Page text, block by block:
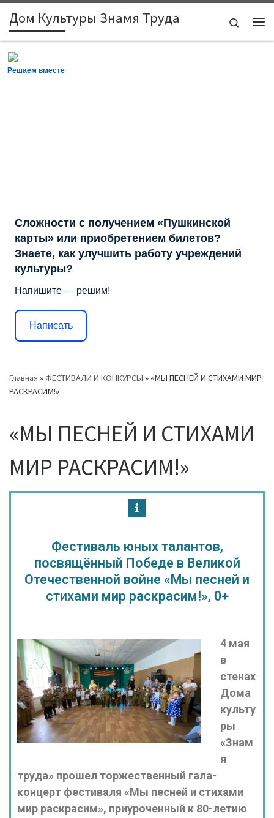
Skip to content
Дом Культуры Знамя Труда Search
Решаем вместе
Сложности с получением «Пушкинской
карты» или приобретением билетов?
Знаете, как улучшить работу учреждений
культуры?
Напишите — решим!
Написать
Главная »ФЕСТИВАЛИ И КОНКУРСЫ » «МЫ ПЕСНЕЙ И СТИХАМИ МИР
РАСКРАСИМ!»
«МЫ ПЕСНЕЙ И СТИХАМИ
МИР РАСКРАСИМ!»
Фестиваль юных талантов,
посвящённый Победе в Великой
Отечественной войне «Мы песней и
стихами мир раскрасим!», 0+
4 мая
в
стенах
Дома
культу
ры
«Знам
я
труда» прошел торжественный гала-
концерт фестиваля «Мы песней и стихами
мир раскрасим», приуроченный к 80-летию